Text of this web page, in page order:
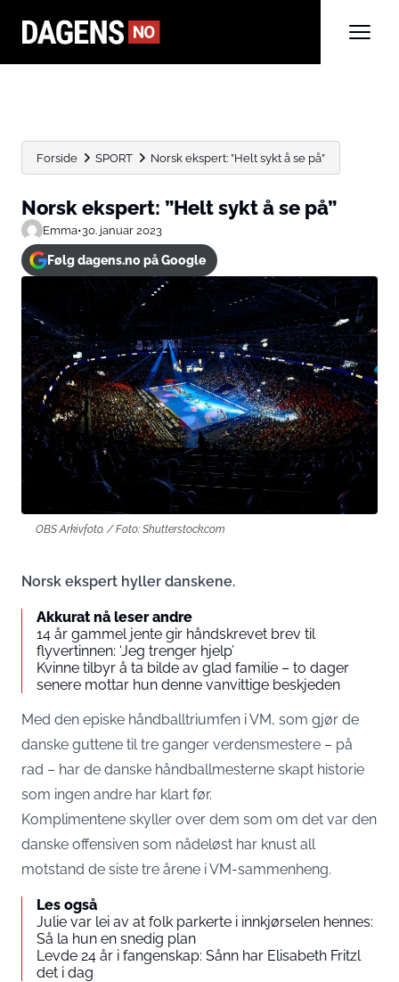
Forside SPORT Norsk ekspert: ”Helt sykt å se på”
Norsk ekspert: ”Helt sykt å se på”
Emma•30. januar 2023
Følg dagens.no på Google
OBS Arkivfoto. / Foto: Shutterstock.com
Norsk ekspert hyller danskene.
Akkurat nå leser andre
14 år gammel jente gir håndskrevet brev til
flyvertinnen: ‘Jeg trenger hjelp’
Kvinne tilbyr å ta bilde av glad familie – to dager
senere mottar hun denne vanvittige beskjeden
Med den episke håndballtriumfen i VM, som gjør de
danske guttene til tre ganger verdensmestere – på
rad – har de danske håndballmesterne skapt historie
som ingen andre har klart før.
Komplimentene skyller over dem som om det var den
danske offensiven som nådeløst har knust all
motstand de siste tre årene i VM-sammenheng.
Les også
Julie var lei av at folk parkerte i innkjørselen hennes:
Så la hun en snedig plan
Levde 24 år i fangenskap: Sånn har Elisabeth Fritzl
det i dag